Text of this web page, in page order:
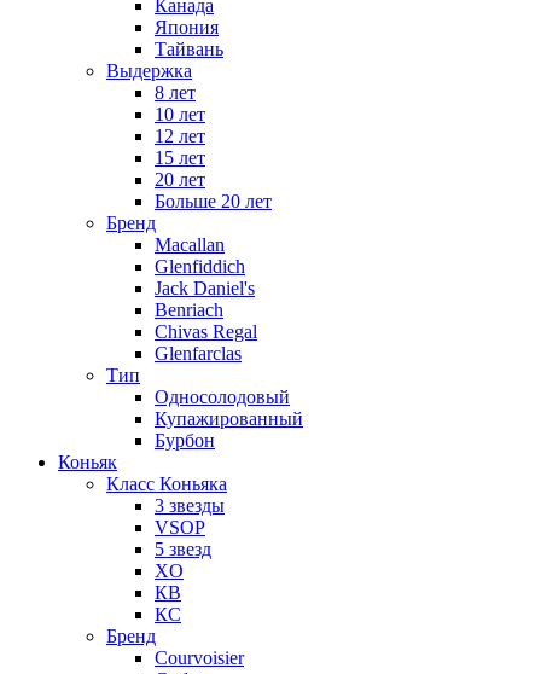
Канада
Япония
Тайвань
Выдержка
8 лет
10 лет
12 лет
15 лет
20 лет
Больше 20 лет
Бренд
Macallan
Glenfiddich
Jack Daniel's
Benriach
Chivas Regal
Glenfarclas
Тип
Односолодовый
Купажированный
Бурбон
Коньяк
Класс Коньяка
3 звезды
VSOP
5 звезд
XO
КВ
КС
Бренд
Courvoisier